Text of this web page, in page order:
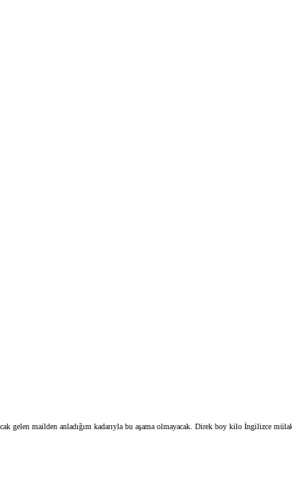
gelen mailden anladığım kadarıyla bu aşama olmayacak. Direk boy kilo İngilizce